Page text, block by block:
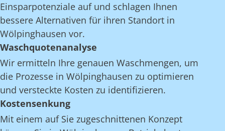
Einsparpotenziale auf und schlagen Ihnen
bessere Alternativen für ihren Standort in
Wölpinghausen vor.
Waschquotenanalyse
Wir ermitteln Ihre genauen Waschmengen, um
die Prozesse in Wölpinghausen zu optimieren
und versteckte Kosten zu identifizieren.
Kostensenkung
Mit einem auf Sie zugeschnittenen Konzept